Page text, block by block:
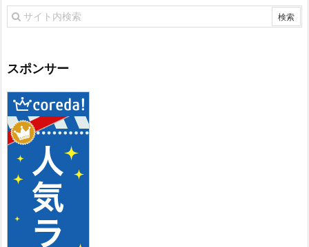
スポンサー